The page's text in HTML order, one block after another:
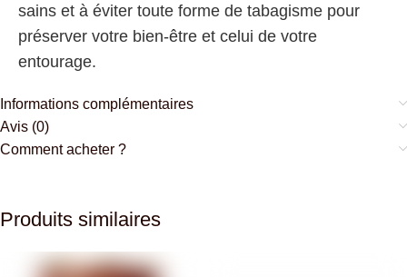
sains et à éviter toute forme de tabagisme pour
préserver votre bien-être et celui de votre
entourage.
Informations complémentaires
Avis (0)
Comment acheter ?
Produits similaires